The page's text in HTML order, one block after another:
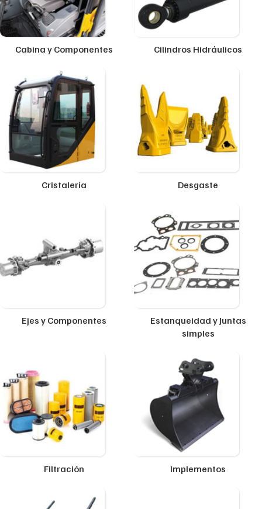
Cabina y Componentes Cilindros Hidráulicos
Cristalería Desgaste
Ejes y Componentes
Estanqueidad y Juntas
simples
Filtración Implementos